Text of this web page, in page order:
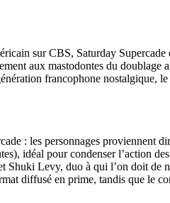
sur CBS, Saturday
aux mastodontes du doublage
francophone
: les personnages
idéal pour condenser l’action
Shuki Levy, duo à qui l’on doit de
diffusé en prime, tandis que le